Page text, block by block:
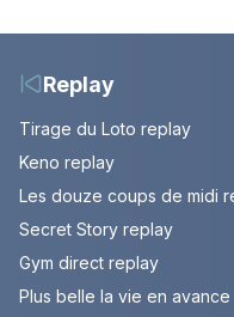
Replay
Tirage du Loto replay
Keno replay
Les douze coups de midi
Secret Story replay
Gym direct replay
Plus belle la vie en avance